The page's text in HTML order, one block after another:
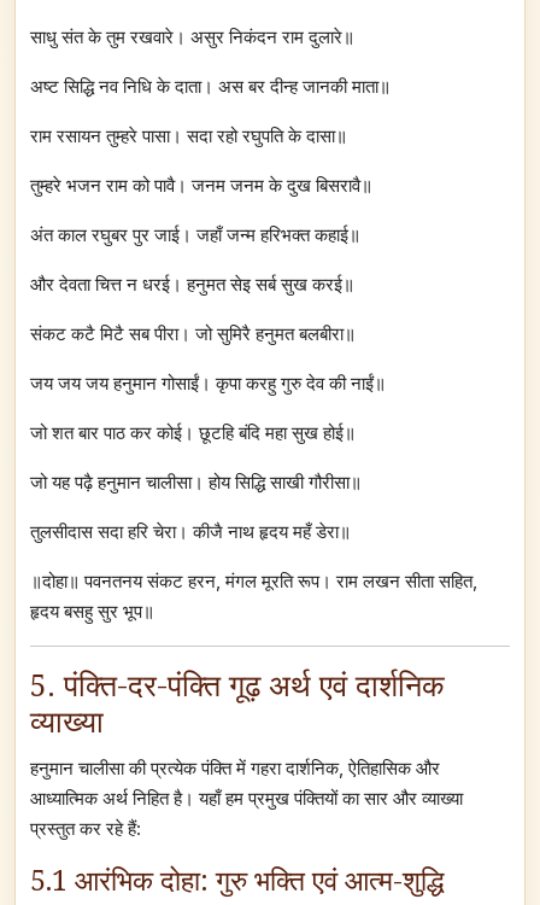
साधु संत के तुम रखवारे। असुर निकंदन राम दुलारे॥
अष्ट सिद्धि नव निधि के दाता। अस बर दीन्ह जानकी माता॥
राम रसायन तुम्हरे पासा। सदा रहो रघुपति के दासा॥
तुम्हरे भजन राम को पावै। जनम जनम के दुख बिसरावै॥
अंत काल रघुबर पुर जाई। जहाँ जन्म हरिभक्त कहाई॥
और देवता चित्त न धरई। हनुमत सेइ सर्ब सुख करई॥
संकट कटै मिटै सब पीरा। जो सुमिरै हनुमत बलबीरा॥
जय जय जय हनुमान गोसाईं। कृपा करहु गुरु देव की नाईं॥
जो शत बार पाठ कर कोई। छूटहि बंदि महा सुख होई॥
जो यह पढ़ै हनुमान चालीसा। होय सिद्धि साखी गौरीसा॥
तुलसीदास सदा हरि चेरा। कीजै नाथ हृदय महँ डेरा॥
॥दोहा॥ पवनतनय संकट हरन, मंगल मूरति रूप। राम लखन सीता सहित,
हृदय बसहु सुर भूप॥
5. पंक्ति-दर-पंक्ति गूढ़ अर्थ एवं दार्शनिक
व्याख्या
हनुमान चालीसा की प्रत्येक पंक्ति में गहरा दार्शनिक, ऐतिहासिक और
आध्यात्मिक अर्थ निहित है। यहाँ हम प्रमुख पंक्तियों का सार और व्याख्या
प्रस्तुत कर रहे हैं:
5.1 आरंभिक दोहा: गुरु भक्ति एवं आत्म-शुद्धि